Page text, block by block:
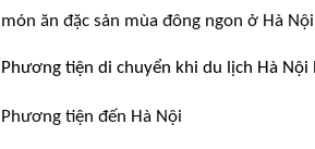
món ăn đặc sản mùa đông ngon ở Hà
Phương tiện di chuyển khi du lịch Hà Nội
Phương tiện đến Hà Nội